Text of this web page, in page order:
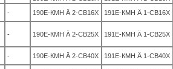
- 190E-КМН Ä 2-CB16X 191E-КМН Ä 1-CB16X
- 190E-КМН Ä 2-CB25X 191E-КМН Ä 1-CB25X
- 190E-КМН Ä 2-CB40X 191E-КМН Ä 1-CB40X